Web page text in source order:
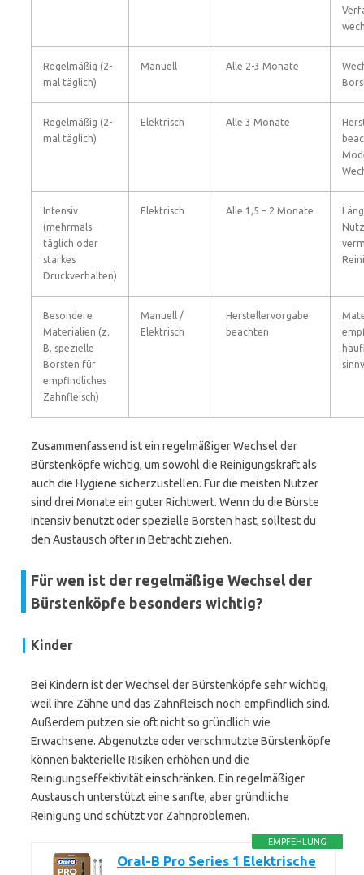
Regelmäßig (2-
mal täglich)
Manuell Alle 2-3 Monate
Regelmäßig (2-
mal täglich)
Elektrisch Alle 3 Monate
Intensiv
(mehrmals
täglich oder
starkes
Druckverhalten)
Elektrisch Alle 1,5 – 2 Monate
Besondere
Materialien (z.
B. spezielle
Borsten für
empfindliches
Zahnfleisch)
Manuell /
Elektrisch
Herstellervorgabe
beachten
Zusammenfassend ist ein regelmäßiger Wechsel der
Bürstenköpfe wichtig, um sowohl die Reinigungskraft als
auch die Hygiene sicherzustellen. Für die meisten Nutzer
sind drei Monate ein guter Richtwert. Wenn du die Bürste
intensiv benutzt oder spezielle Borsten hast, solltest du
den Austausch öfter in Betracht ziehen.
Für wen ist der regelmäßige Wechsel der
Bürstenköpfe besonders wichtig?
Kinder
Bei Kindern ist der Wechsel der Bürstenköpfe sehr wichtig,
weil ihre Zähne und das Zahnfleisch noch empfindlich sind.
Außerdem putzen sie oft nicht so gründlich wie
Erwachsene. Abgenutzte oder verschmutzte Bürstenköpfe
können bakterielle Risiken erhöhen und die
Reinigungseffektivität einschränken. Ein regelmäßiger
Austausch unterstützt eine sanfte, aber gründliche
Reinigung und schützt vor Zahnproblemen.
EMPFEHLUNG
Oral-B Pro Series 1 Elektrische